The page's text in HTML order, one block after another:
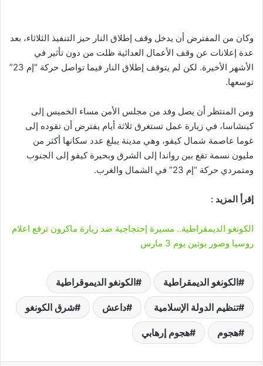
وكان من المفترض أن يدخل وقف إطلاق النار حيز التنفيذ الثلاثاء، بعد
عدة إعلانات عن وقف الأعمال العدائية ظلت من دون تأثير في
الأشهر الأخيرة. لكن لم يتوقف إطلاق النار فيما تواصل حركة “إم 23”
توسعها.
ومن المنتظر أن يصل وفد من مجلس الأمن مساء الخميس إلى
كينشاسا، في زيارة عمل تستغرق ثلاثة أيام يفترض أن تقوده إلى
غوما عاصمة شمال كيفو، وهي مدينة يبلغ عدد سكانها أكثر من
مليون نسمة تقع بين رواندا إلى الشرق وبحيرة كيفو إلى الجنوب
ومتمردي حركة “إم 23” في الشمال والغرب.
إقرأ المزيد :
الكونغو الديمقراطية.. مسيرة إحتجاجية ضد زيارة ماكرون ترفع اعلام
روسيا وصور بوتين يوم 3 مارس
الكونغو الديمقراطية الكونغو الديموقراطية
تنظيم الدولة الإسلامية داعش شرق الكونغو
هجوم هجوم إرهابي